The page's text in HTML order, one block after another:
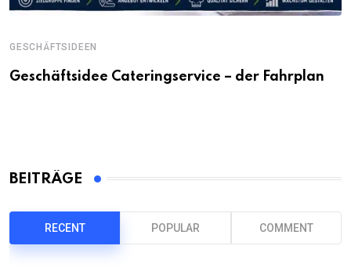
GESCHÄFTSIDEEN
Geschäftsidee Cateringservice – der Fahrplan
BEITRÄGE
RECENT POPULAR COMMENT